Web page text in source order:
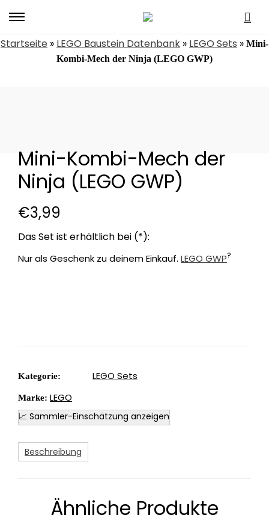
Menu
Startseite » LEGO Baustein Datenbank » LEGO Sets » Mini-
Kombi-Mech der Ninja (LEGO GWP)
Mini-Kombi-Mech der
Ninja (LEGO GWP)
€3,99
Nur als Geschenk zu deinem Einkauf. LEGO GWP?
Kategorie: LEGO Sets
Marke: LEGO
📈 Sammler-Einschätzung anzeigen
Beschreibung
Ähnliche Produkte